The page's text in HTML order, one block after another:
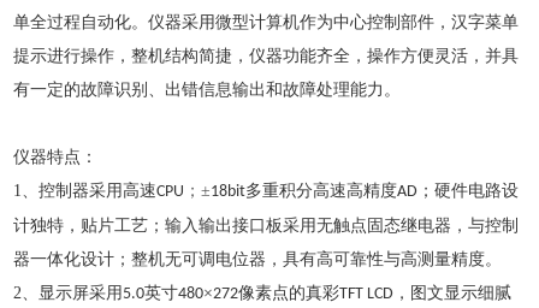
单全过程自动化。仪器采用微型计算机作为中心控制部件，汉字菜单
提示进行操作，整机结构简捷，仪器功能齐全，操作方便灵活，并具
有一定的故障识别、出错信息输出和故障处理能力。
仪器特点：
1、控制器采用高速CPU ；±18bit多重积分高速高精度AD ；硬件电路设
计独特，贴片工艺；输入输出接口板采用无触点固态继电器，与控制
器一体化设计；整机无可调电位器，具有高可靠性与高测量精度。
2、显示屏采用 5.0英寸480×272像素点的真彩TFT LCD ，图文显示细腻